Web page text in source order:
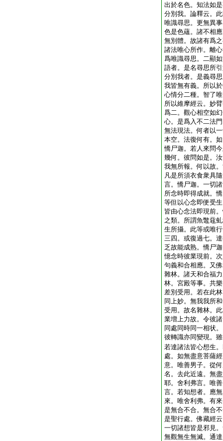
出於名色。知法如
分別我。論釋云。
唯識尋思。更無異
色是色蘊。諸不相
無別體。故諸有爲
諸法唯心所作。離
爲唯識尋思。二顯
語者。是名尋思所
分別我者。是義尋
我皆無有義。所以
心情分二種。智了
所以維摩經云。妙
爲二。觀心相空如
心。是爲入不二法
無法現法。何者以
本空。法復何有。
憍尸迦。若人來問
幾何。彼問如是。
我無所報。何以故
凡是所須衣食衆具
言。憍尸迦。一切
所念時即得成就。
等但以心念即便受
皆由心念法即現前
之類。所謂魚鼈黿
生所攝。此等或唯
三四。或復過七。
乏故能成熟。憍尸
憶念時彼業現前。
句義和合相應。又
雜林。諸天和合福
林。宮殿等事。共
差別受用。若在此
同上妙。無我我所
受用。故名雜林。
業増上力故。令彼
同處同時同一相状
彼轉識亦同變現。
若達諸法皆心想生
處。如無盡意菩薩
意。唯善男子。從
名。去此近遠。無
耶。舍利弗言。唯
言。若知想者。應
來。唯舍利弗。有
是無合不合。無合
是聖行處。佛藏經
一切諸想皆是邪見
無觀無生無滅。通